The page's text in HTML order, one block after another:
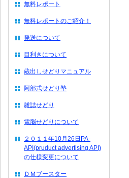
無料レポート
無料レポートのご紹介！
発送について
目利きについて
蔵出しせどりマニュアル
阿部式せどり塾
雑誌せどり
電脳せどりについて
２０１１年10月26日PA-
API(pruduct advertising API)
の仕様変更について
ＤＭブースター